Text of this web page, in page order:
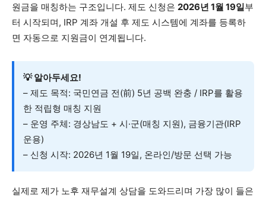
원금을 매칭하는 구조입니다. 제도 신청은 2026년 1월 19일부
터 시작되며, IRP 계좌 개설 후 제도 시스템에 계좌를 등록하
면 자동으로 지원금이 연계됩니다.
💡 알아두세요!
– 제도 목적: 국민연금 전(前) 5년 공백 완충 / IRP를 활용
한 적립형 매칭 지원
– 운영 주체: 경상남도 + 시·군(매칭 지원), 금융기관(IRP
운용)
– 신청 시작: 2026년 1월 19일, 온라인/방문 선택 가능
실제로 제가 노후 재무설계 상담을 도와드리며 가장 많이 들은